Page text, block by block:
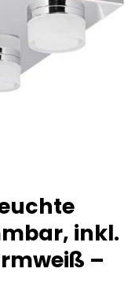
inkl.
–